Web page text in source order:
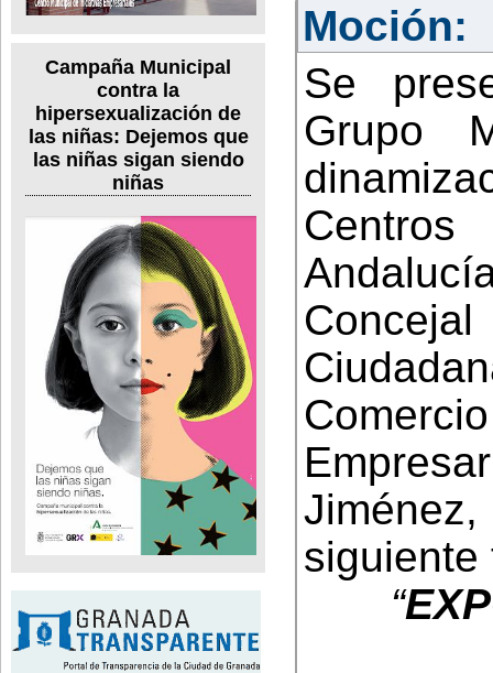
Campaña Municipal
contra la
hipersexualización de
las niñas: Dejemos que
las niñas sigan siendo
niñas
Moción:
Se
Grupo
siguiente
“